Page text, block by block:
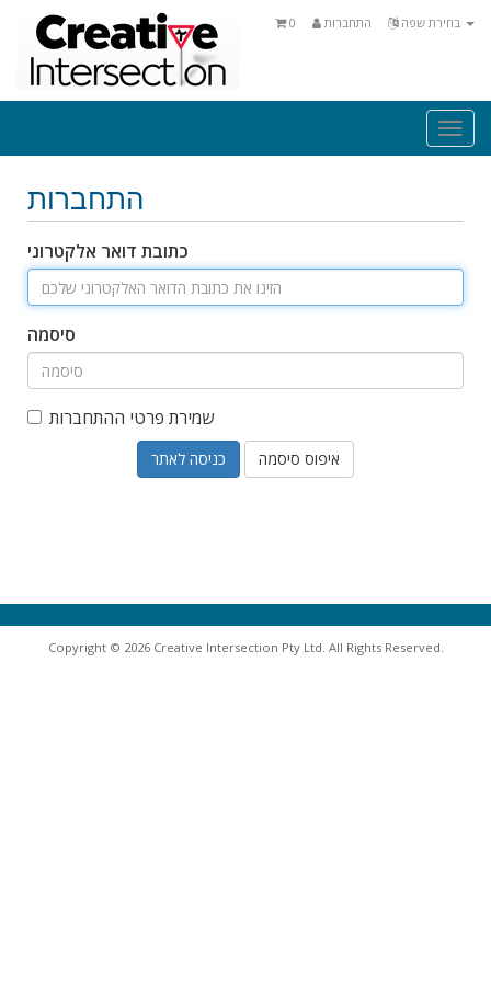
התחברות 0
התחברות
כתובת דואר אלקטרוני
סיסמה
שמירת פרטי ההתחברות
איפוס סיסמה
Copyright © 2026 Creative Intersection Pty Ltd. All Rights Reserved.